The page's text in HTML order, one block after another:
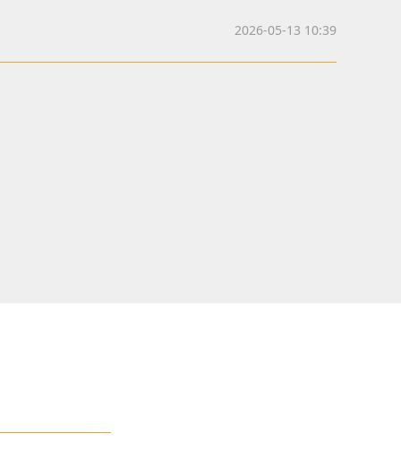
2026-05-13 10:39